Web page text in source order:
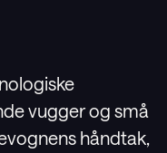
vugger og små
håndtak,